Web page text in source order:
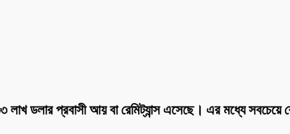
ডলার প্রবাসী আয় বা রেমিট্যান্স এসেছে। এর মধ্যে